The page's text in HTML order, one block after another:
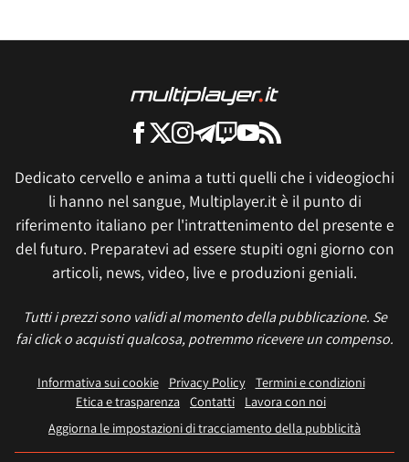
Dedicato cervello e anima a tutti quelli che i videogiochi
li hanno nel sangue, Multiplayer.it è il punto di
riferimento italiano per l'intrattenimento del presente e
del futuro. Preparatevi ad essere stupiti ogni giorno con
articoli, news, video, live e produzioni geniali.
Tutti i prezzi sono validi al momento della pubblicazione. Se
fai click o acquisti qualcosa, potremmo ricevere un compenso.
Informativa sui cookie Privacy Policy
Termini e condizioni
Etica e trasparenza Contatti
Lavora con noi
Aggiorna le impostazioni di tracciamento della pubblicità